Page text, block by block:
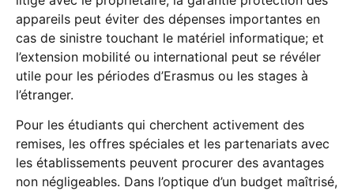
appareils peut éviter des dépenses importantes en
cas de sinistre touchant le matériel informatique; et
l’extension mobilité ou international peut se révéler
utile pour les périodes d’Erasmus ou les stages à
l’étranger.
Pour les étudiants qui cherchent activement des
remises, les offres spéciales et les partenariats avec
les établissements peuvent procurer des avantages
non négligeables. Dans l’optique d’un budget maîtrisé,